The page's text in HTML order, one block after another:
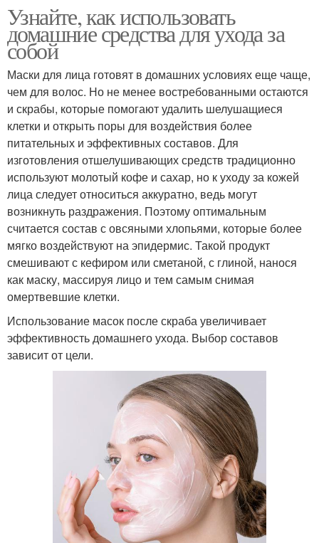
Узнайте, как использовать
домашние средства для ухода за
собой
Маски для лица готовят в домашних условиях еще чаще,
чем для волос. Но не менее востребованными остаются
и скрабы, которые помогают удалить шелушащиеся
клетки и открыть поры для воздействия более
питательных и эффективных составов. Для
изготовления отшелушивающих средств традиционно
используют молотый кофе и сахар, но к уходу за кожей
лица следует относиться аккуратно, ведь могут
возникнуть раздражения. Поэтому оптимальным
считается состав с овсяными хлопьями, которые более
мягко воздействуют на эпидермис. Такой продукт
смешивают с кефиром или сметаной, с глиной, нанося
как маску, массируя лицо и тем самым снимая
омертвевшие клетки.
Использование масок после скраба увеличивает
эффективность домашнего ухода. Выбор составов
зависит от цели.